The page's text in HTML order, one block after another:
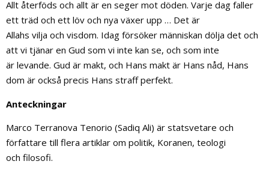
Allt återföds och allt är en seger mot döden. Varje dag faller
ett träd och ett löv och nya växer upp … Det är
Allahs vilja och visdom. Idag försöker människan dölja det och
att vi tjänar en Gud som vi inte kan se, och som inte
är levande. Gud är makt, och Hans makt är Hans nåd, Hans
dom är också precis Hans straff perfekt.
Anteckningar
Marco Terranova Tenorio (Sadiq Ali) är statsvetare och
författare till flera artiklar om politik, Koranen, teologi
och filosofi.